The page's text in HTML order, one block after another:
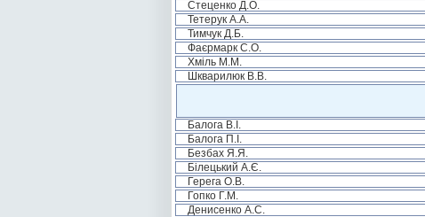
Стеценко Д.О.
Тетерук А.А.
Тимчук Д.Б.
Фаєрмарк С.О.
Хміль М.М.
Шкварилюк В.В.
Балога В.І.
Балога П.І.
Безбах Я.Я.
Білецький А.Є.
Герега О.В.
Гопко Г.М.
Денисенко А.С.